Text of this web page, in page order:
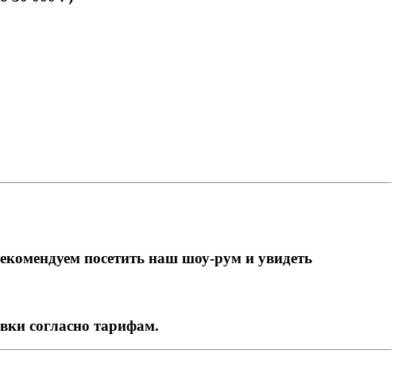
посетить наш шоу-рум и увидеть
согласно тарифам.